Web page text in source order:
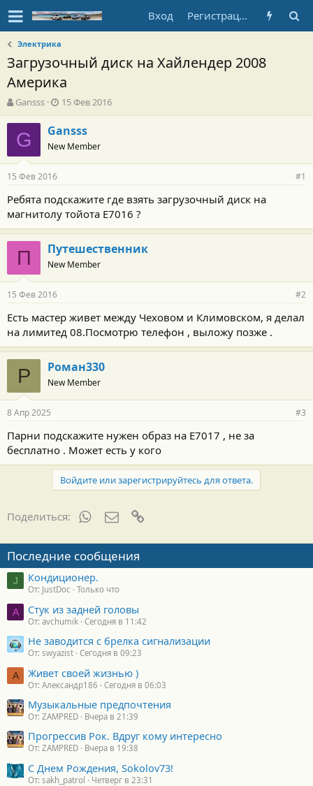
Вход Регистрация
Электрика
Загрузочный диск на Хайлендер 2008
Америка
А
в
т
о
т
е
м
ы
Gansss
Д
а
т
а
н
а
а
л
а
15 Фев 2016
G Gansss
New Member
15 Фев 2016 #1
Ребята подскажите где взять загрузочный диск на
магнитолу тойота Е7016 ?
П Путешественник
New Member
15 Фев 2016 #2
Есть мастер живет между Чеховом и Климовском, я делал
на лимитед 08.Посмотрю телефон , выложу позже .
Р Роман330
New Member
8 Апр 2025 #3
Парни подскажите нужен образ на Е7017 , не за
бесплатно . Может есть у кого
Войдите или зарегистрируйтесь для ответа.
Поделиться: WhatsAppЭлектронная почта
Последние сообщения
J Кондиционер.
От: JustDoc Только что
A Стук из задней головы
От: avchumik Сегодня в 11:42
Не заводится с брелка сигнализации
От: swyazist Сегодня в 09:23
А Живет своей жизнью )
От: Александр186 Сегодня в 06:03
Музыкальные предпочтения
От: ZAMPRED Вчера в 21:39
Прогрессив Рок. Вдруг кому интересно
От: ZAMPRED Вчера в 19:38
С Днем Рождения, Sokolov73!
От: sakh_patrol Четверг в 23:31